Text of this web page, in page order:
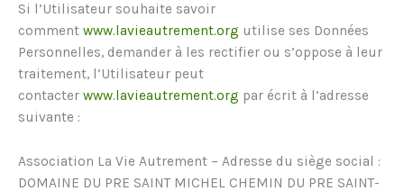
Si l’Utilisateur souhaite savoir
comment www.lavieautrement.org utilise ses Données
Personnelles, demander à les rectifier ou s’oppose à leur
traitement, l’Utilisateur peut
contacter www.lavieautrement.org par écrit à l’adresse
suivante :
Association La Vie Autrement – Adresse du siège social :
DOMAINE DU PRE SAINT MICHEL CHEMIN DU PRE SAINT-